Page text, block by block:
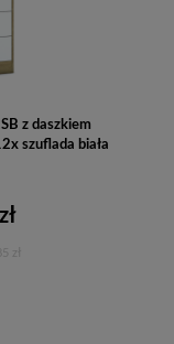
z daszkiem
szuflada biała
zł